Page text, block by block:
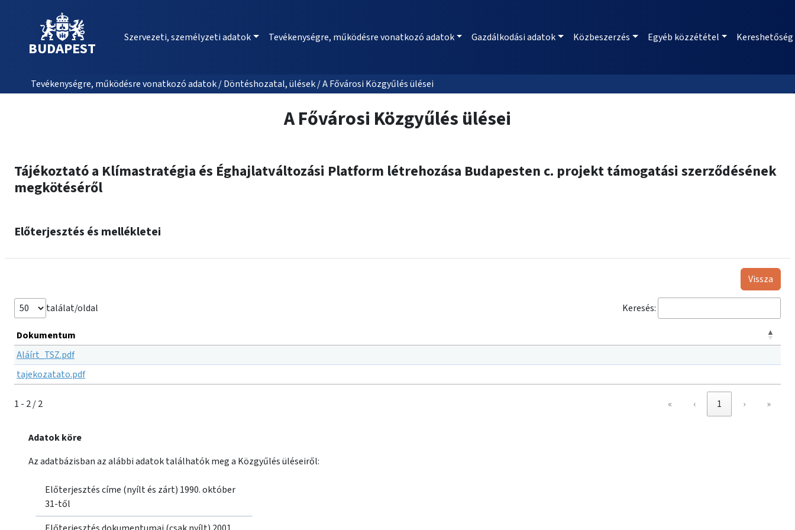
BUDAPEST
Szervezeti, személyzeti adatok Tevékenységre, működésre vonatkozó adatok Gazdálkodási adatok Közbeszerzés Egyéb közzététel Kereshetőség
Tevékenységre, működésre vonatkozó adatok / Döntéshozatal, ülések / A Fővárosi Közgyűlés ülései
A Fővárosi Közgyűlés ülései
Tájékoztató a Klímastratégia és Éghajlatváltozási Platform létrehozása Budapesten c. projekt támogatási szerződésének
megkötéséről
Előterjesztés és mellékletei
Vissza
találat/oldal Keresés:
Dokumentum
Aláírt_TSZ.pdf
tajekozatato.pdf
1 - 2 / 2 « ‹ 1 › »
Adatok köre
Az adatbázisban az alábbi adatok találhatók meg a Közgyűlés üléseiről:
Előterjesztés címe (nyílt és zárt) 1990. október
31-től